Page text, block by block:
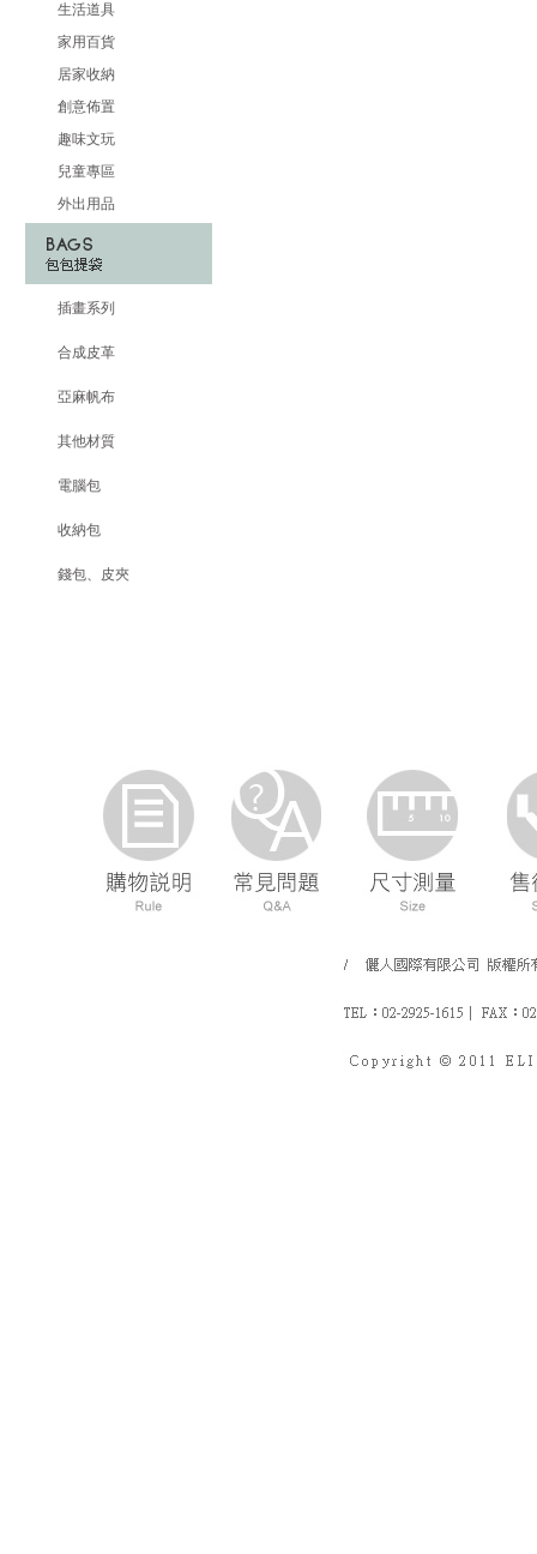
生活道具
家用百貨
居家收納
創意佈置
趣味文玩
兒童專區
外出用品
插畫系列
合成皮革
亞麻帆布
其他材質
電腦包
收納包
錢包、皮夾